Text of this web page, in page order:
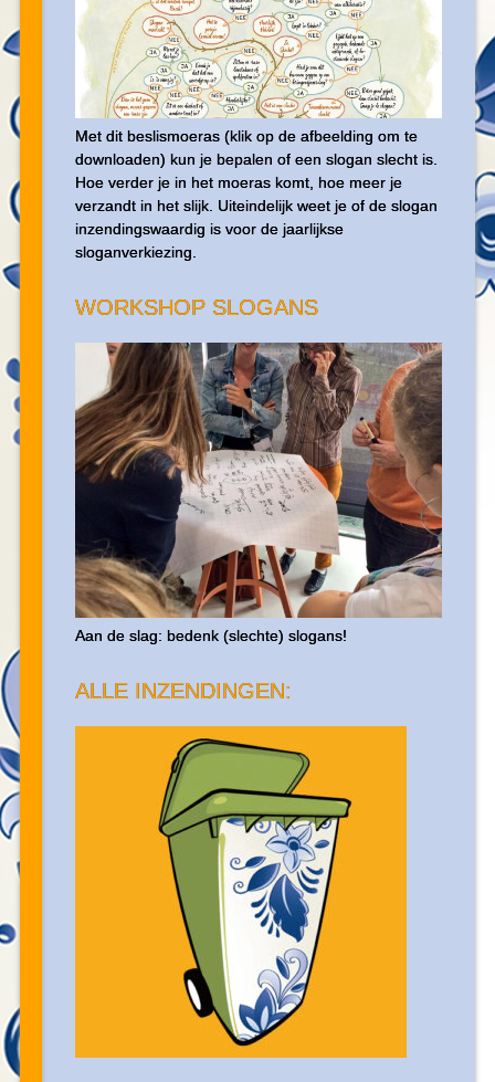
Met dit beslismoeras (klik op de afbeelding om te
downloaden) kun je bepalen of een slogan slecht is.
Hoe verder je in het moeras komt, hoe meer je
verzandt in het slijk. Uiteindelijk weet je of de slogan
inzendingswaardig is voor de jaarlijkse
sloganverkiezing.
WORKSHOP SLOGANS
Aan de slag: bedenk (slechte) slogans!
ALLE INZENDINGEN: